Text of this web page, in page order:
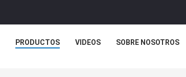
PRODUCTOS VIDEOS SOBRE NOSOTROS